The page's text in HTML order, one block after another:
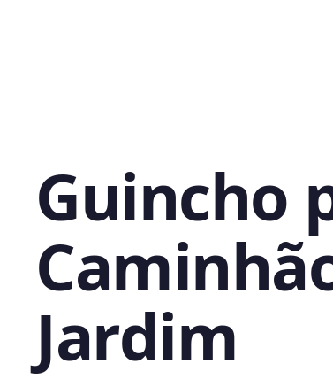
Guincho
Jardim